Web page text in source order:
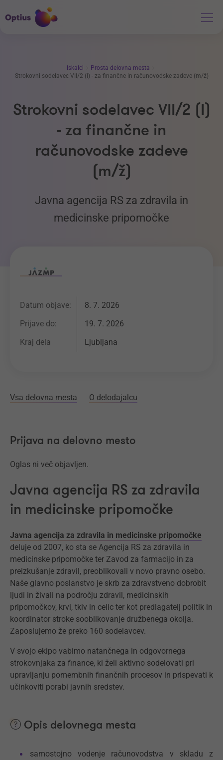
Iskalci
Prosta delovna mesta
Strokovni sodelavec VII/2 (I) - za finančne in računovodske zadeve (m/ž)
Strokovni sodelavec VII/2 (I)
- za finančne in
računovodske zadeve
(m/ž)
Javna agencija RS za zdravila in
medicinske pripomočke
Datum objave:
8. 7. 2026
Prijave do:
19. 7. 2026
Kraj dela
Ljubljana
Vsa delovna mesta O delodajalcu
Prijava na delovno mesto
Oglas ni več objavljen.
Javna agencija RS za zdravila
in medicinske pripomočke
Javna agencija za zdravila in medicinske pripomočke
deluje od 2007, ko sta se Agencija RS za zdravila in
medicinske pripomočke ter Zavod za farmacijo in za
preizkušanje zdravil, preoblikovali v novo pravno osebo.
Naše glavno poslanstvo je skrb za zdravstveno dobrobit
ljudi in živali na področju zdravil, medicinskih
pripomočkov, krvi, tkiv in celic ter kot predlagatelj politik in
koordinator stroke sooblikovanje družbenega okolja.
Zaposlujemo že preko 160 sodelavcev.
V svojo ekipo vabimo natančnega in odgovornega
strokovnjaka za finance, ki želi aktivno sodelovati pri
upravljanju pomembnih finančnih procesov in prispevati k
učinkoviti porabi javnih sredstev.
Opis delovnega mesta
samostojno vodenje računovodstva v skladu z